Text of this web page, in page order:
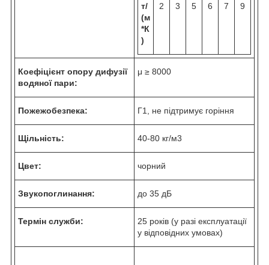
т/
(м
*К
)
2
3
5
6
7
9
Коефіцієнт опору дифузії
водяної пари:
μ ≥ 8000
Пожежобезпека: Г1, не підтримує горіння
Щільність: 40-80 кг/м3
Цвет: чорний
Звукопоглинання: до 35 дБ
Термін служби:
25 років (у разі експлуатації
у відповідних умовах)